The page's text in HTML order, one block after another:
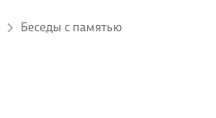
Беседы с памятью